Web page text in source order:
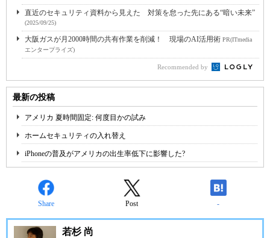
直近のセキュリティ資料から見えた 対策を怠った先にある“暗い未来”
(2025/09/25)
大阪ガスが月2000時間の共有作業を削減！ 現場のAI活用術 PR(ITmedia
エンタープライズ)
Recommended by
最新の投稿
アメリカ 夏時間固定: 何度目かの試み
ホームセキュリティの入れ替え
iPhoneの普及がアメリカの出生率低下に影響した?
Share Post -
若杉 尚